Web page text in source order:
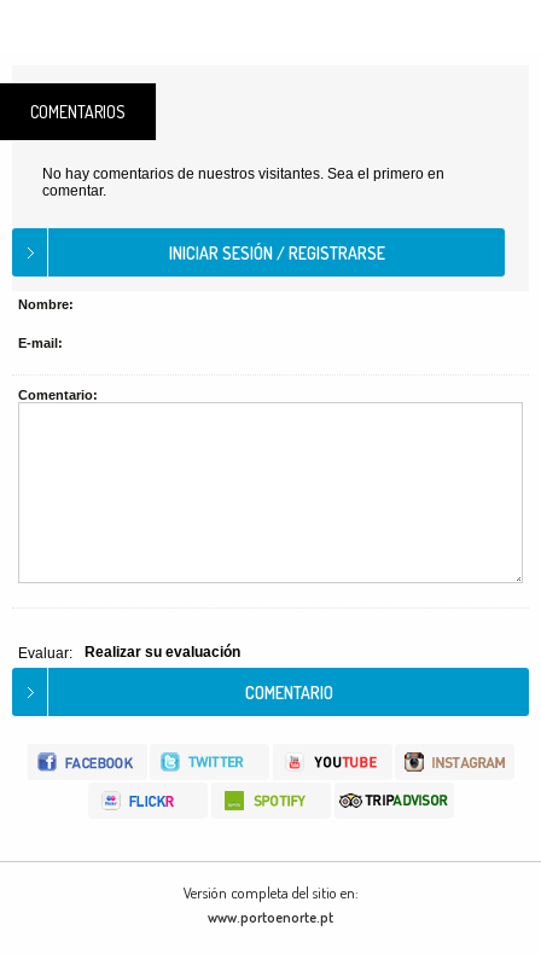
COMENTARIOS
No hay comentarios de nuestros visitantes. Sea el primero en
comentar.
Nombre:
E-mail:
Comentario:
Evaluar: Realizar su evaluación
Versión completa del sitio en:
www.portoenorte.pt